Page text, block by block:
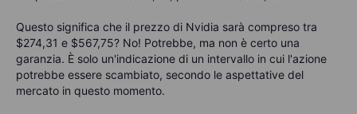
Questo significa che il prezzo di Nvidia sarà compreso tra
$274,31 e $567,75? No! Potrebbe, ma non è certo una
garanzia. È solo un'indicazione di un intervallo in cui l'azione
potrebbe essere scambiato, secondo le aspettative del
mercato in questo momento.